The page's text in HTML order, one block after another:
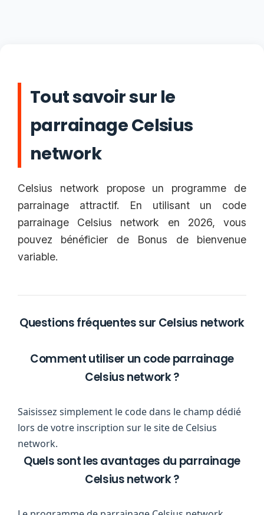
Tout savoir sur le
parrainage Celsius
network
Celsius network propose un programme de
parrainage attractif. En utilisant un code
parrainage Celsius network en 2026, vous
pouvez bénéficier de Bonus de bienvenue
variable.
Questions fréquentes sur Celsius network
Comment utiliser un code parrainage
Celsius network ?
Saisissez simplement le code dans le champ dédié
lors de votre inscription sur le site de Celsius
network.
Quels sont les avantages du parrainage
Celsius network ?